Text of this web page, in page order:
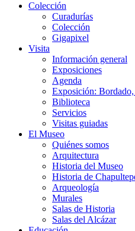
Colección
Curadurías
Colección
Gigapixel
Visita
Información general
Exposiciones
Agenda
Exposición:
Biblioteca
Servicios
Visitas guiadas
El Museo
Quiénes somos
Arquitectura
Historia del Museo
Historia de
Arqueología
Murales
Salas de Historia
Salas del Alcázar